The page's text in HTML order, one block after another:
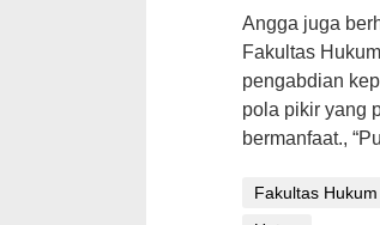
Angga juga
Fakultas
pengabdian
pola pikir yang
bermanfaat.,
Fakultas Hukum